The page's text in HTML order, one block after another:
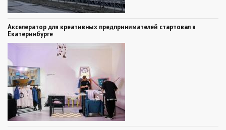
Акселератор для креативных предпринимателей стартовал в
Екатеринбурге